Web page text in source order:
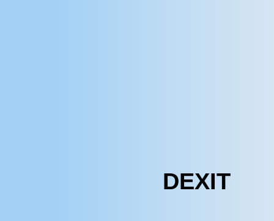
DEXIT